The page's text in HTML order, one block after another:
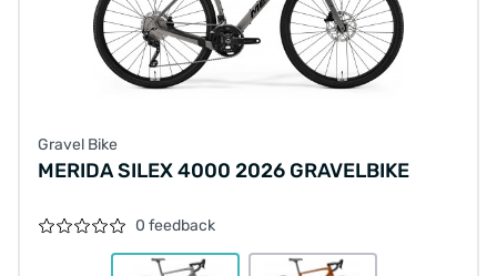
Gravel Bike
MERIDA SILEX 4000 2026 GRAVELBIKE
0 feedback